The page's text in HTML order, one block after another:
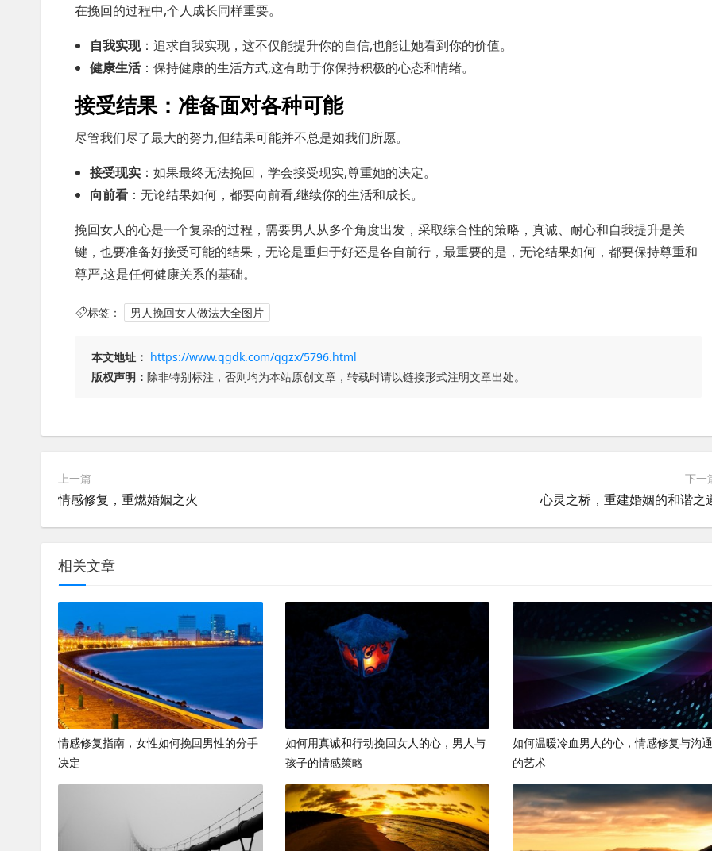
在挽回的过程中,个人成长同样重要。
自我实现：追求自我实现，这不仅能提升你的自信,也能让她看到你的价值。
健康生活：保持健康的生活方式,这有助于你保持积极的心态和情绪。
接受结果：准备面对各种可能
尽管我们尽了最大的努力,但结果可能并不总是如我们所愿。
接受现实 ：如果最终无法挽回，学会接受现实,尊重她的决定。
向前看 ：无论结果如何，都要向前看,继续你的生活和成长。
挽回女人的心是一个复杂的过程，需要男人从多个角度出发，采取综合性的策略，真诚、耐心和自我提升是关
键，也要准备好接受可能的结果，无论是重归于好还是各自前行，最重要的是，无论结果如何，都要保持尊重和
尊严,这是任何健康关系的基础。
标签： 男人挽回女人做法大全图片
本文地址： https://www.qgdk.com/qgzx/5796.html
版权声明： 除非特别标注，否则均为本站原创文章，转载时请以链接形式注明文章出处。
上一篇
情感修复，重燃婚姻之火
下一
心灵之桥，重建婚姻的和谐之
相关文章
情感修复指南，女性如何挽回男性的分手
决定
如何用真诚和行动挽回女人的心，男人与
孩子的情感策略
如何温暖冷血男人的心，情感修复与沟通
的艺术